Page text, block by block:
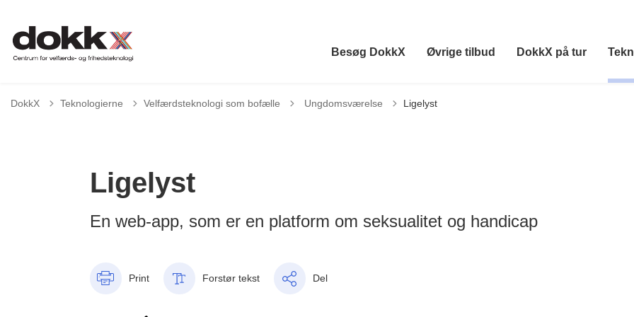
Besøg DokkX Øvrige tilbud DokkX på tur
DokkX Teknologierne Velfærdsteknologi som bofælle Tilbage til
Ungdomsværelse Ligelyst
Ligelyst
En web-app, som er en platform om seksualitet og handicap
Print Forstør tekst Del